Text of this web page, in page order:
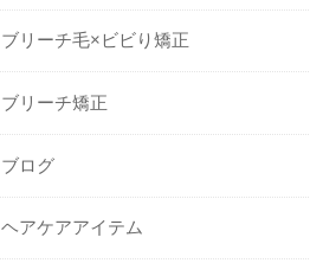
ブリーチ毛×ビビり矯正
ブリーチ矯正
ブログ
ヘアケアアイテム